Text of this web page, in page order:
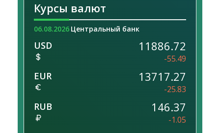
Курсы валют
06.08.2026 Центральный банк
USD 11886.72
-55.49
EUR 13717.27
-25.83
RUB 146.37
-1.05